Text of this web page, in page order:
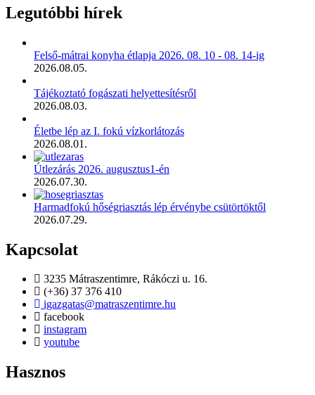
Legutóbbi hírek
Felső-mátrai konyha étlapja 2026. 08. 10 - 08. 14-ig
2026.08.05.
Tájékoztató fogászati helyettesítésről
2026.08.03.
Életbe lép az I. fokú vízkorlátozás
2026.08.01.
Útlezárás 2026. augusztus1-én
2026.07.30.
Harmadfokú hőségriasztás lép érvénybe csütörtöktől
2026.07.29.
Kapcsolat
3235 Mátraszentimre, Rákóczi u. 16.
(+36) 37 376 410
igazgatas@matraszentimre.hu
facebook
instagram
youtube
Hasznos